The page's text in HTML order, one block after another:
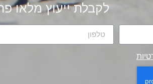
לקבלת ייעוץ מלאו